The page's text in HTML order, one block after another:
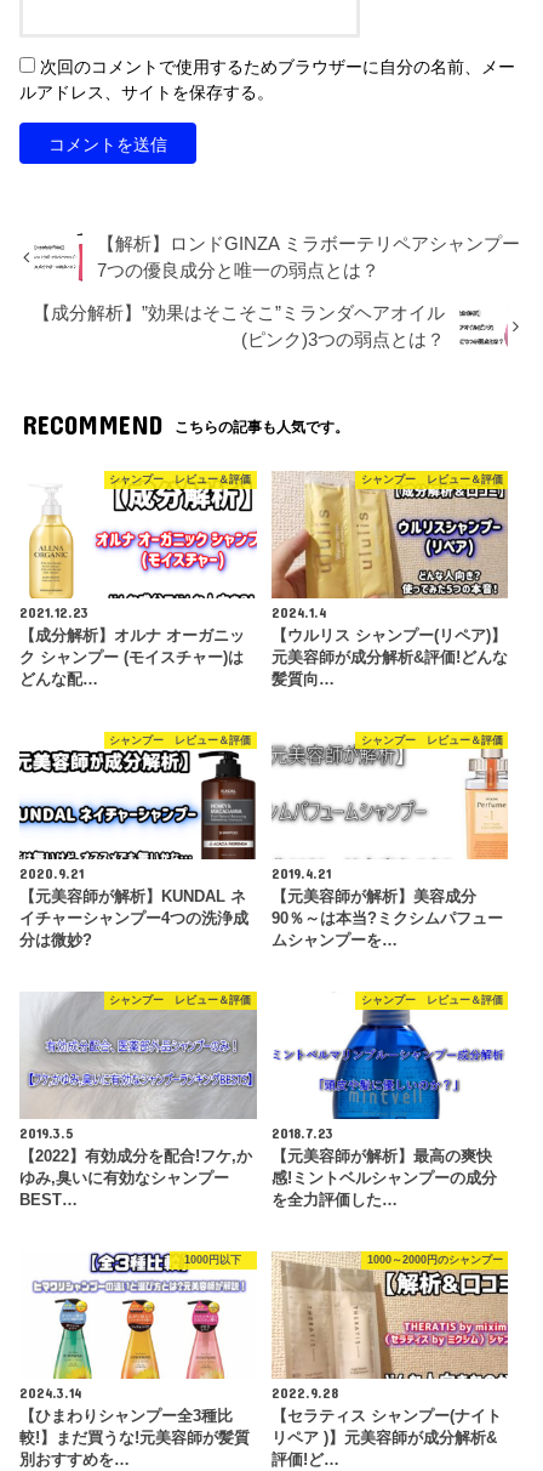
次回のコメントで使用するためブラウザーに自分の名前、メー
ルアドレス、サイトを保存する。
【解析】ロンドGINZA ミラボーテリペアシャンプー
7つの優良成分と唯一の弱点とは？
【成分解析】”効果はそこそこ”ミランダヘアオイル
(ピンク)3つの弱点とは？
RECOMMEND こちらの記事も人気です。
シャンプー レビュー＆評価
2021.12.23
【成分解析】オルナ オーガニッ
ク シャンプー (モイスチャー)は
どんな配…
シャンプー レビュー＆評価
2024.1.4
【ウルリス シャンプー(リペア)】
元美容師が成分解析&評価!どんな
髪質向…
シャンプー レビュー＆評価
2020.9.21
【元美容師が解析】KUNDAL ネ
イチャーシャンプー4つの洗浄成
分は微妙?
シャンプー レビュー＆評価
2019.4.21
【元美容師が解析】美容成分
90％～は本当?ミクシムパフュー
ムシャンプーを…
シャンプー レビュー＆評価
2019.3.5
【2022】有効成分を配合!フケ,か
ゆみ,臭いに有効なシャンプー
BEST…
シャンプー レビュー＆評価
2018.7.23
【元美容師が解析】最高の爽快
感!ミントベルシャンプーの成分
を全力評価した…
1000円以下
2024.3.14
【ひまわりシャンプー全3種比
較!】まだ買うな!元美容師が髪質
別おすすめを…
1000～2000円のシャンプー
2022.9.28
【セラティス シャンプー(ナイト
リペア )】元美容師が成分解析&
評価!ど…